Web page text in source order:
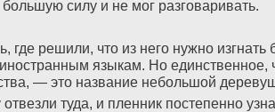
большую силу и не мог разговаривать.
где решили, что из него нужно
языкам. Но единственное,
— это название небольшой
туда, и пленник постепенно